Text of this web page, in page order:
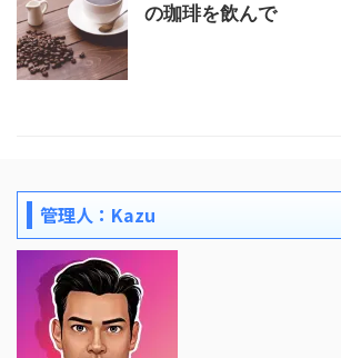
の珈琲を飲んで
管理人：Kazu